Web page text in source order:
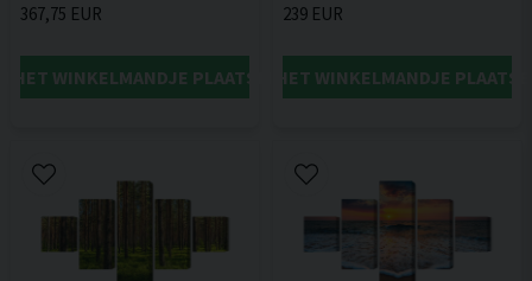
367,75 EUR
HET WINKELMANDJE PLAATSEN
239 EUR
IN HET WINKELMANDJE